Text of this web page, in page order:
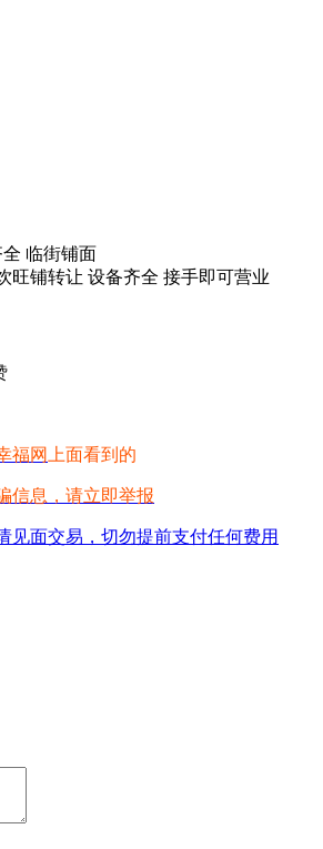
临街铺面
旺铺转让 设备齐全 接手即可营业
福网 上面看到的
信息，请立即举报
见面交易，切勿提前支付任何费用